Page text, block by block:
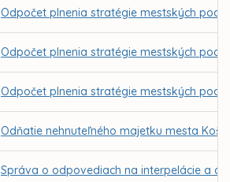
Odpočet plnenia stratégie mestských
Odpočet plnenia stratégie mestských
Odpočet plnenia stratégie mestských
Odňatie nehnuteľného majetku mesta
Správa o odpovediach na interpelácie a